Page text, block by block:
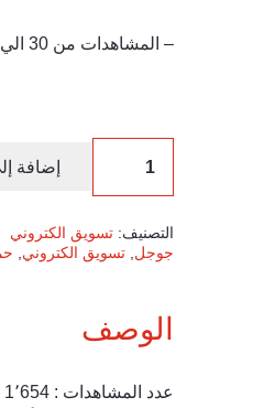
– المشاهدات من 30 الي 50 الف وقد تزيد او تقل حسب النشاط او البلد المستهدفه
إضافة
التصنيف: تسويق الكتروني
جوجل تسويق الكتروني
الوصف
عدد المشاهدات : 1٬654